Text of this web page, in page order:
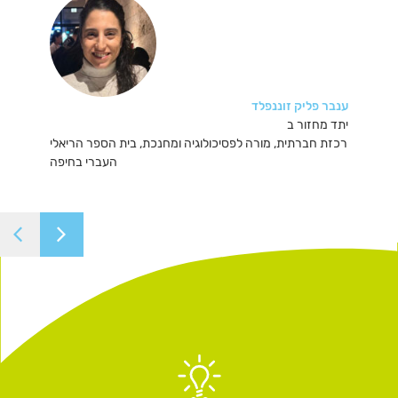
ענבר פליק זוננפלד
יתד מחזור ב
רכזת חברתית, מורה לפסיכולוגיה ומחנכת, בית הספר הריאלי
העברי בחיפה